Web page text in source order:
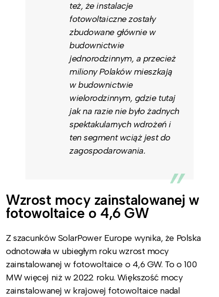
też, że instalacje
fotowoltaiczne zostały
zbudowane głównie w
budownictwie
jednorodzinnym, a przecież
miliony Polaków mieszkają
w budownictwie
wielorodzinnym, gdzie tutaj
jak na razie nie było żadnych
spektakularnych wdrożeń i
ten segment wciąż jest do
zagospodarowania.
Wzrost mocy zainstalowanej w
fotowoltaice o 4,6 GW
Z szacunków SolarPower Europe wynika, że Polska
odnotowała w ubiegłym roku wzrost mocy
zainstalowanej w fotowoltaice o 4,6 GW. To o 100
MW więcej niż w 2022 roku. Większość mocy
zainstalowanej w krajowej fotowoltaice nadal